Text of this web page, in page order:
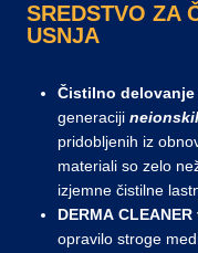
SREDSTVO ZA
USNJA
Čistilno delovanje
generaciji
pridobljenih iz
materiali so zelo
izjemne čistilne
DERMA CLEANER
opravilo stroge